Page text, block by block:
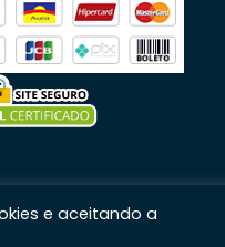
e aceitando a